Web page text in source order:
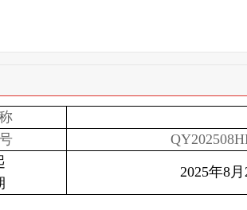
2025年8